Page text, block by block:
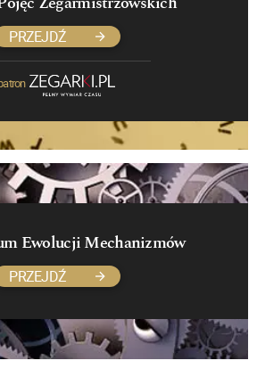
Zegarmistrzowskich
PRZEJDŹ
Ewolucji Mechanizmów
PRZEJDŹ